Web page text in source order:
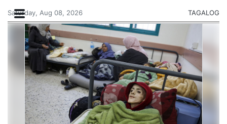
Saturday, Aug 08, 2026 TAGALOG